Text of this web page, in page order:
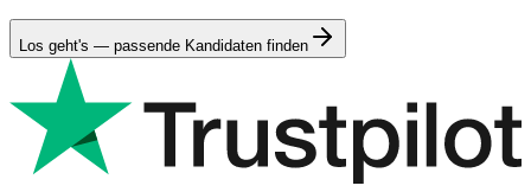
Los geht's — passende Kandidaten finden